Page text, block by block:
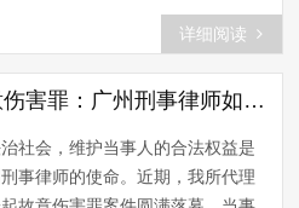
刑事辩护律师，今天我们就来深入
这起案件，探讨税法与财富守门之
首先，让我们回顾一下案件的基本
据了解，王某某名下公司因涉嫌
不服一审判决，王某某提起上诉。
审，法院最终维持原判。这起案
详细阅读
【案例分享】剖析故意伤害罪：广州刑事律师如何成功辩护，还原真相
社会，维护当事人的合法权益是
事律师的使命。近期，我所代理